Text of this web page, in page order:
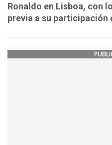
Ronaldo en Lisboa, con
previa a su participación